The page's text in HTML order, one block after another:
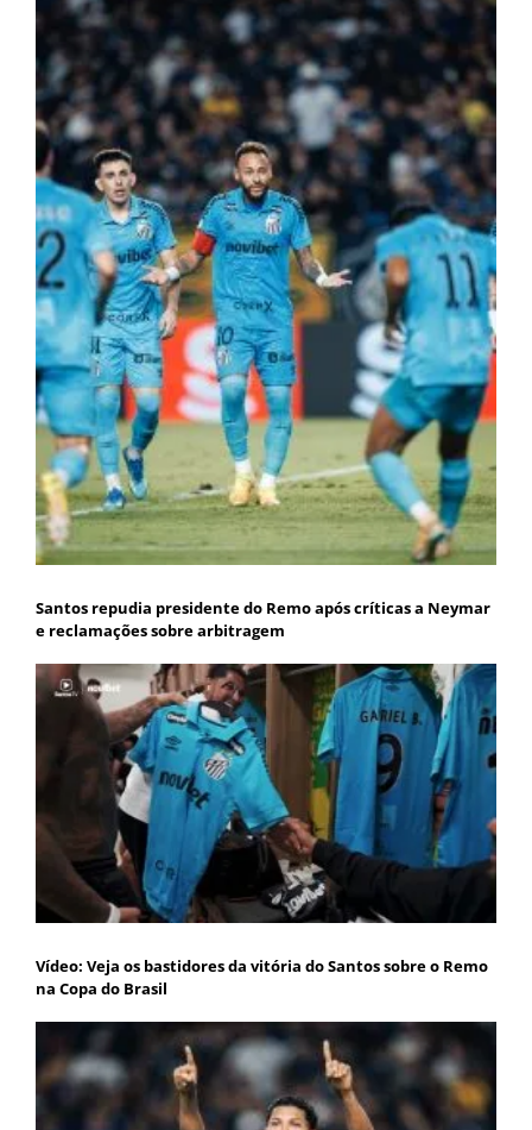
Santos repudia presidente do Remo após críticas a Neymar
e reclamações sobre arbitragem
Vídeo: Veja os bastidores da vitória do Santos sobre o Remo
na Copa do Brasil